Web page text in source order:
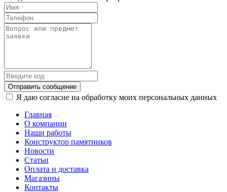
Отправить сообщение
Я даю согласие на обработку моих персональных данных
Главная
О компании
Наши работы
Конструктор памятников
Новости
Статьи
Оплата и доставка
Магазины
Контакты